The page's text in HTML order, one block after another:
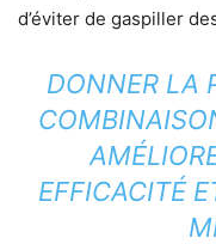
d’éviter de gaspiller
DONNER LA
EFFICACITÉ